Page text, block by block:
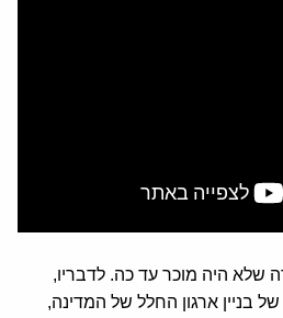
שלא היה מוכר עד כה. לדבריו,
בניין ארגון החלל של המדינה,